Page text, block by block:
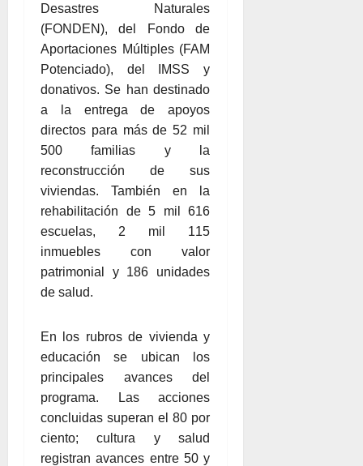
Desastres Naturales
(FONDEN), del Fondo de
Aportaciones Múltiples (FAM
Potenciado), del IMSS y
donativos. Se han destinado
a la entrega de apoyos
directos para más de 52 mil
500 familias y la
reconstrucción de sus
viviendas. También en la
rehabilitación de 5 mil 616
escuelas, 2 mil 115
inmuebles con valor
patrimonial y 186 unidades
de salud.
En los rubros de vivienda y
educación se ubican los
principales avances del
programa. Las acciones
concluidas superan el 80 por
ciento; cultura y salud
registran avances entre 50 y